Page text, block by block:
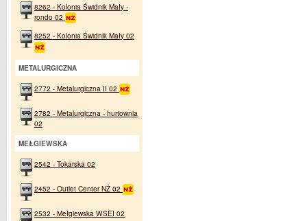
8262 - Kolonia Świdnik Mały -
rondo 02
8252 - Kolonia Świdnik Mały 02
METALURGICZNA
2772 - Metalurgiczna II 02
2782 - Metalurgiczna - hurtownia
02
MEŁGIEWSKA
2542 - Tokarska 02
2452 - Outlet Center NŻ 02
2532 - Mełgiewska WSEI 02